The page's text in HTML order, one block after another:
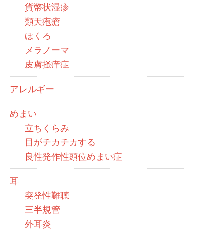
貨幣状湿疹
類天疱瘡
ほくろ
メラノーマ
皮膚掻痒症
アレルギー
めまい
立ちくらみ
目がチカチカする
良性発作性頭位めまい症
耳
突発性難聴
三半規管
外耳炎